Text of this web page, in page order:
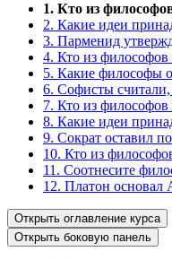
1. Кто из
2. Какие идеи
3. Парменид
4. Кто из философов
5. Какие философы
6. Софисты
7. Кто из
8. Какие идеи
9. Сократ оставил
10. Кто из
11. Соотнесите
12. Платон основал
Открыть оглавление курса
Открыть боковую панель